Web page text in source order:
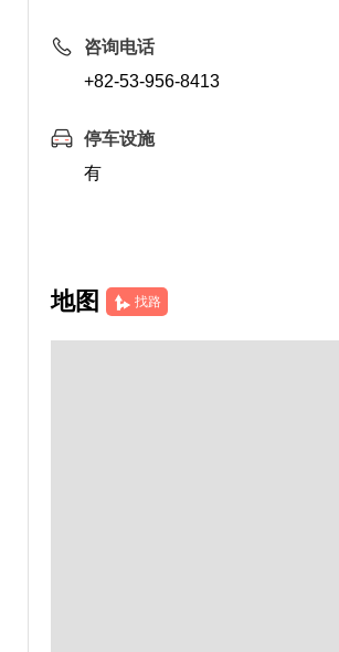
咨询电话
+82-53-956-8413
停车设施
有
地图 找路